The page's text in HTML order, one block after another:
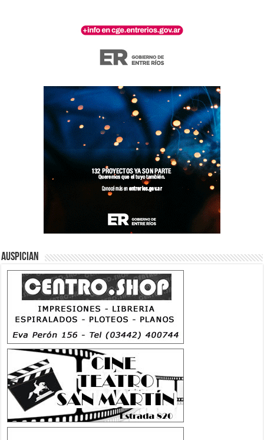
Auspician